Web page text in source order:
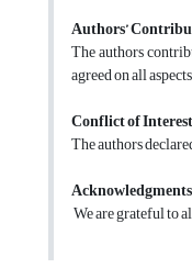
Authors’
The authors
agreed on all
Conflict of Interest
The authors
Acknowledgments
We are grateful to